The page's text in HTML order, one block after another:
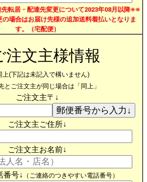
転居・配達先変更について2023年08月以降※※
場合はお届け先様の追加送料着払いとなりま
す。（宅配便）
文主様情報
上(下記は未記入で構いません)
とご注文主が同じ場合は「同上」
ご注文主〒↓
ご注文主ご住所↓
ご注文主お名前↓
番号↓ （ご連絡のつきやすい電話番号）